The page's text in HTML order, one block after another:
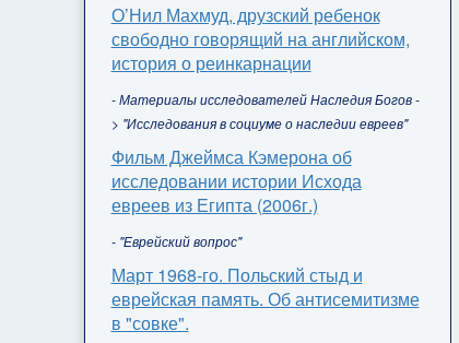
О’Нил Махмуд, друзский ребенок
свободно говорящий на английском,
история о реинкарнации
- Материалы исследователей Наследия Богов -
> "Исследования в социуме о наследии евреев"
Фильм Джеймса Кэмерона об
исследовании истории Исхода
евреев из Египта (2006г.)
- "Еврейский вопрос"
Март 1968-го. Польский стыд и
еврейская память. Об антисемитизме
в "совке".